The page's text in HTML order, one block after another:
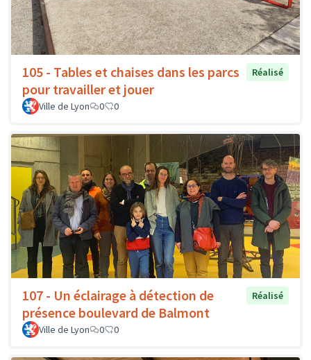
105 - Tables et chaises dans les parcs
pour travailler et jouer
Réalisé
Ville de Lyon 0 0
107 - Un éclairage à détection de
présence boulevard de Balmont
Réalisé
Ville de Lyon 0 0